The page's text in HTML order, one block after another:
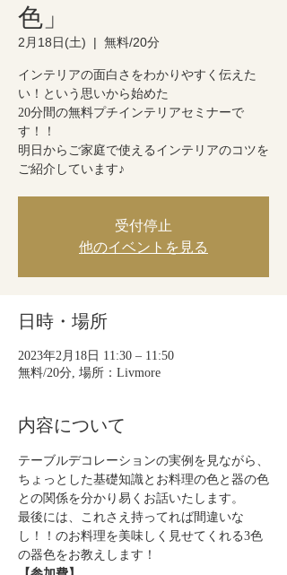
色」
2月18日(土)
  |
無料/20分
インテリアの面白さをわかりやすく伝えた
い！という思いから始めた
20分間の無料プチインテリアセミナーで
す！！
明日からご家庭で使えるインテリアのコツを
ご紹介しています♪
受付停止
他のイベントを見る
日時・場所
2023年2月18日 11:30 – 11:50
無料/20分, 場所：Livmore
内容について
テーブルデコレーションの実例を見ながら、
ちょっとした基礎知識とお料理の色と器の色
との関係を分かり易くお話いたします。
最後には、これさえ持ってれば間違いな
し！！のお料理を美味しく見せてくれる3色
の器色をお教えします！